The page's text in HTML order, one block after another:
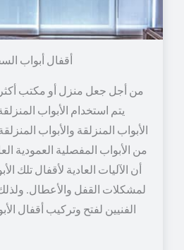
أقفال أبواب
من أجل جعل منزل أو مكتب أكثر
يتم استخدام الأبواب
الأبواب المنزلقة والأبواب
من الأبواب المفصلية العمودية
أن الآليات العادية لأقفال تلك
لمشكلات القفل والأعطال.
الفنيين لفتح وتركيب أقفال